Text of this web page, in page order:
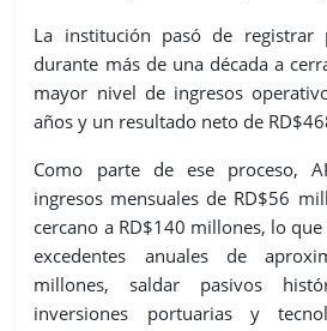
La institución pasó de registrar
durante más de una década a
mayor nivel de ingresos
años y un resultado neto de
Como parte de ese proceso,
ingresos mensuales de RD$56
cercano a RD$140 millones, lo
excedentes anuales de
millones, saldar pasivos
inversiones portuarias y